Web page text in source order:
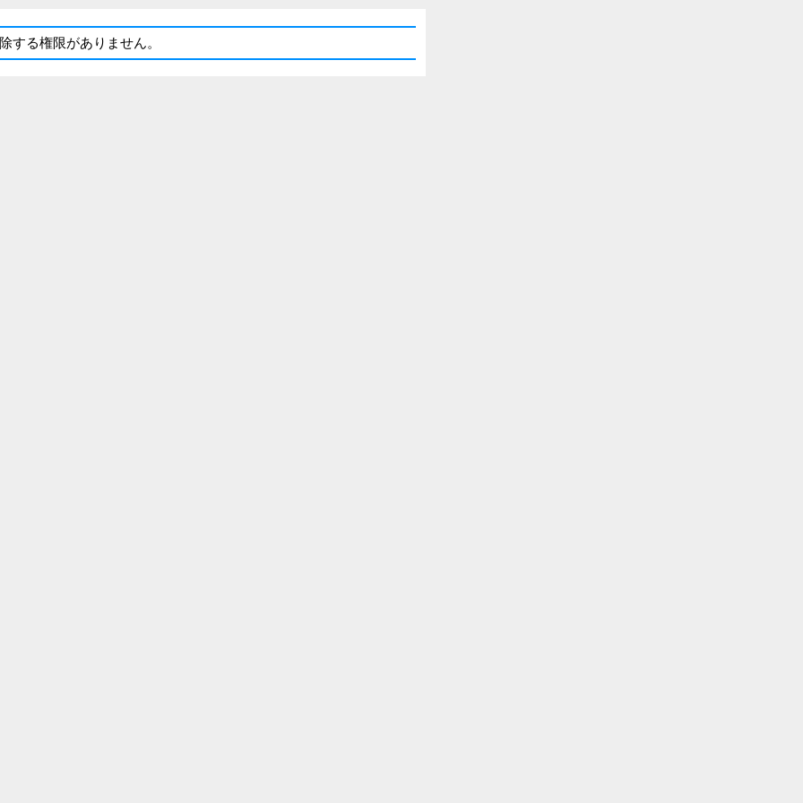
する権限がありません。